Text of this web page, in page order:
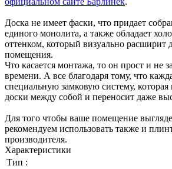
Доска не имеет фаски, что придает
единого монолита, а также обладает
оттенком, который визуально расширит
помещения.
Что касается монтажа, то он прост и не
времени. А все благодаря тому, что
специальную замковую систему, которая
доски между собой и переносит даже
Для того чтобы ваше помещение
рекомендуем использовать также и
производителя.
Характеристики
Тип :